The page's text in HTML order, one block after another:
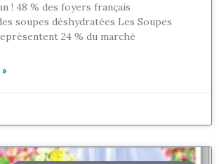
! 48 % des foyers français
soupes déshydratées Les Soupes
24 % du marché